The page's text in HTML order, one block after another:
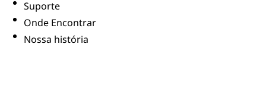
Suporte
Onde Encontrar
Nossa história